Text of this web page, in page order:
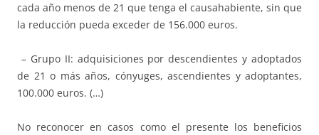
cada año menos de 21 que tenga el causahabiente, sin que
la reducción pueda exceder de 156.000 euros.
– Grupo II: adquisiciones por descendientes y adoptados
de 21 o más años, cónyuges, ascendientes y adoptantes,
100.000 euros. (…)
No reconocer en casos como el presente los beneficios